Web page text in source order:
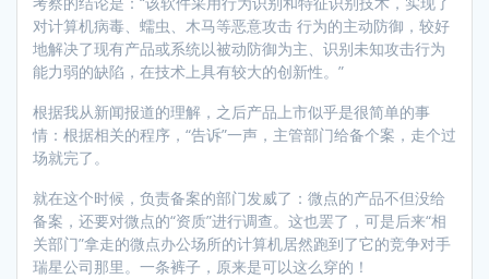
对计算机病毒、蠕虫、木马等恶意攻击 行为的主动防御，较好
地解决了现有产品或系统以被动防御为主、识别未知攻击行为
能力弱的缺陷，在技术上具有较大的创新性。”
根据我从新闻报道的理解，之后产品上市似乎是很简单的事
情：根据相关的程序，“告诉”一声，主管部门给备个案，走个过
场就完了。
就在这个时候，负责备案的部门发威了：微点的产品不但没给
备案，还要对微点的“资质”进行调查。这也罢了，可是后来“相
关部门”拿走的微点办公场所的计算机居然跑到了它的竞争对手
瑞星公司那里。一条裤子，原来是可以这么穿的！